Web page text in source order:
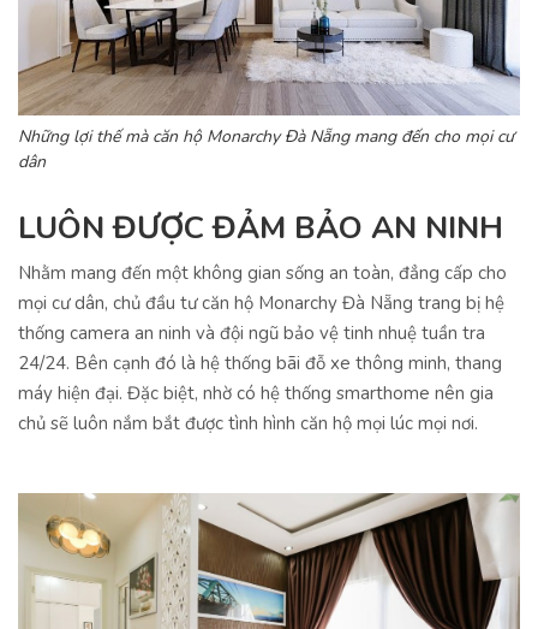
Những lợi thế mà căn hộ Monarchy Đà Nẵng mang đến cho mọi cư
dân
LUÔN ĐƯỢC ĐẢM BẢO AN NINH
Nhằm mang đến một không gian sống an toàn, đẳng cấp cho
mọi cư dân, chủ đầu tư căn hộ Monarchy Đà Nẵng trang bị hệ
thống camera an ninh và đội ngũ bảo vệ tinh nhuệ tuần tra
24/24. Bên cạnh đó là hệ thống bãi đỗ xe thông minh, thang
máy hiện đại. Đặc biệt, nhờ có hệ thống smarthome nên gia
chủ sẽ luôn nắm bắt được tình hình căn hộ mọi lúc mọi nơi.